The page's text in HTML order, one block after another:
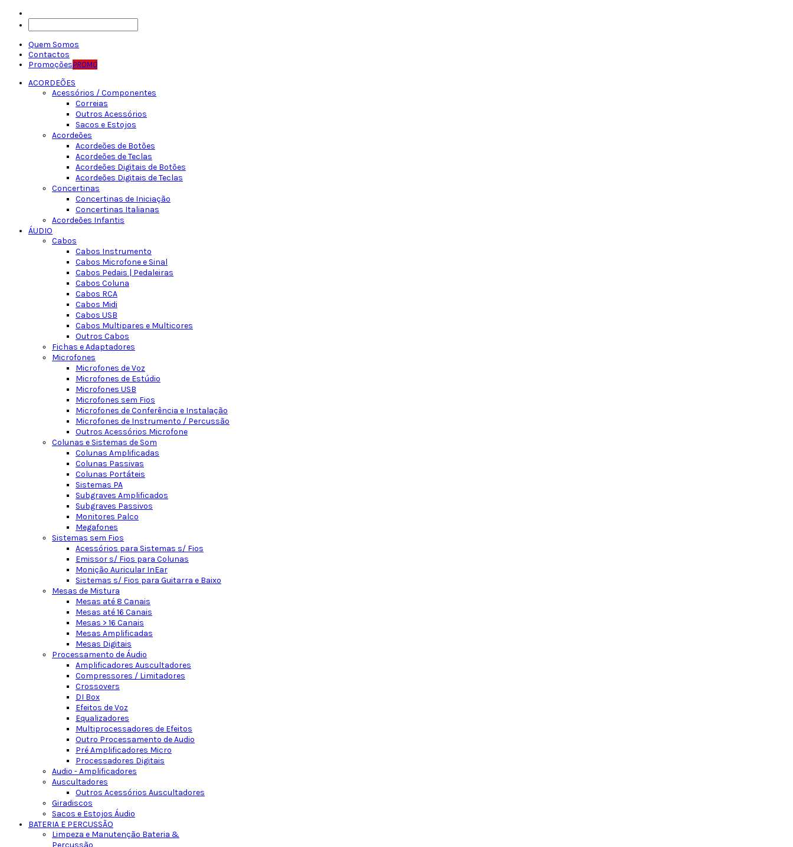
Quem Somos
Contactos
PromoçõesPROMO
ACORDEÕES
Acessórios / Componentes
Correias
Outros Acessórios
Sacos e Estojos
Acordeões
Acordeões de Botões
Acordeões de Teclas
Acordeões Digitais de Botões
Acordeões Digitais de Teclas
Concertinas
Concertinas de Iniciação
Concertinas Italianas
Acordeões Infantis
ÁUDIO
Cabos
Cabos Instrumento
Cabos Microfone e Sinal
Cabos Pedais | Pedaleiras
Cabos Coluna
Cabos RCA
Cabos Midi
Cabos USB
Cabos Multipares e Multicores
Outros Cabos
Fichas e Adaptadores
Microfones
Microfones de Voz
Microfones de Estúdio
Microfones USB
Microfones sem Fios
Microfones de Conferência e Instalação
Microfones de Instrumento / Percussão
Outros Acessórios Microfone
Colunas e Sistemas de Som
Colunas Amplificadas
Colunas Passivas
Colunas Portáteis
Sistemas PA
Subgraves Amplificados
Subgraves Passivos
Monitores Palco
Megafones
Sistemas sem Fios
Acessórios para Sistemas s/ Fios
Emissor s/ Fios para Colunas
Monição Auricular InEar
Sistemas s/ Fios para Guitarra e Baixo
Mesas de Mistura
Mesas até 8 Canais
Mesas até 16 Canais
Mesas > 16 Canais
Mesas Amplificadas
Mesas Digitais
Processamento de Áudio
Amplificadores Auscultadores
Compressores / Limitadores
Crossovers
DI Box
Efeitos de Voz
Equalizadores
Multiprocessadores de Efeitos
Outro Processamento de Audio
Pré Amplificadores Micro
Processadores Digitais
Audio - Amplificadores
Auscultadores
Outros Acessórios Auscultadores
Giradiscos
Sacos e Estojos Áudio
BATERIA E PERCUSSÃO
Limpeza e Manutenção Bateria &
Percussão